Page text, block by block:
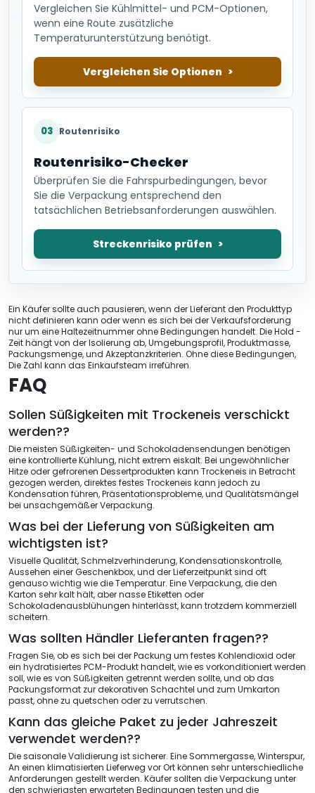
Vergleichen Sie Kühlmittel- und PCM-Optionen,
wenn eine Route zusätzliche
Temperaturunterstützung benötigt.
Vergleichen Sie Optionen
03 Routenrisiko
Routenrisiko-Checker
Überprüfen Sie die Fahrspurbedingungen, bevor
Sie die Verpackung entsprechend den
tatsächlichen Betriebsanforderungen auswählen.
Streckenrisiko prüfen
Ein Käufer sollte auch pausieren, wenn der Lieferant den Produkttyp
nicht definieren kann oder wenn es sich bei der Verkaufsforderung
nur um eine Haltezeitnummer ohne Bedingungen handelt. Die Hold -
Zeit hängt von der Isolierung ab, Umgebungsprofil, Produktmasse,
Packungsmenge, und Akzeptanzkriterien. Ohne diese Bedingungen,
Die Zahl kann das Einkaufsteam irreführen.
FAQ
Sollen Süßigkeiten mit Trockeneis verschickt
werden??
Die meisten Süßigkeiten- und Schokoladensendungen benötigen
eine kontrollierte Kühlung, nicht extrem eiskalt. Bei ungewöhnlicher
Hitze oder gefrorenen Dessertprodukten kann Trockeneis in Betracht
gezogen werden, direktes festes Trockeneis kann jedoch zu
Kondensation führen, Präsentationsprobleme, und Qualitätsmängel
bei unsachgemäßer Verpackung.
Was bei der Lieferung von Süßigkeiten am
wichtigsten ist?
Visuelle Qualität, Schmelzverhinderung, Kondensationskontrolle,
Aussehen einer Geschenkbox, und der Lieferzeitpunkt sind oft
genauso wichtig wie die Temperatur. Eine Verpackung, die den
Karton sehr kalt hält, aber nasse Etiketten oder
Schokoladenausblühungen hinterlässt, kann trotzdem kommerziell
scheitern.
Was sollten Händler Lieferanten fragen??
Fragen Sie, ob es sich bei der Packung um festes Kohlendioxid oder
ein hydratisiertes PCM-Produkt handelt, wie es vorkonditioniert werden
soll, wie es von Süßigkeiten getrennt werden sollte, und ob das
Packungsformat zur dekorativen Schachtel und zum Umkarton
passt, ohne zu quetschen oder zu verrutschen.
Kann das gleiche Paket zu jeder Jahreszeit
verwendet werden??
Die saisonale Validierung ist sicherer. Eine Sommergasse, Winterspur,
An einen klimatisierten Lieferweg vor Ort können sehr unterschiedliche
Anforderungen gestellt werden. Käufer sollten die Verpackung unter
den schwierigsten erwarteten Bedingungen testen und die